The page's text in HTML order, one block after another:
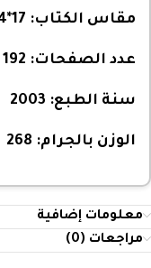
مقاس الكتاب:
عدد الصفحات:
سنة الطبع:
الوزن بالجرام:
معلومات إضافية
مراجعات (0)